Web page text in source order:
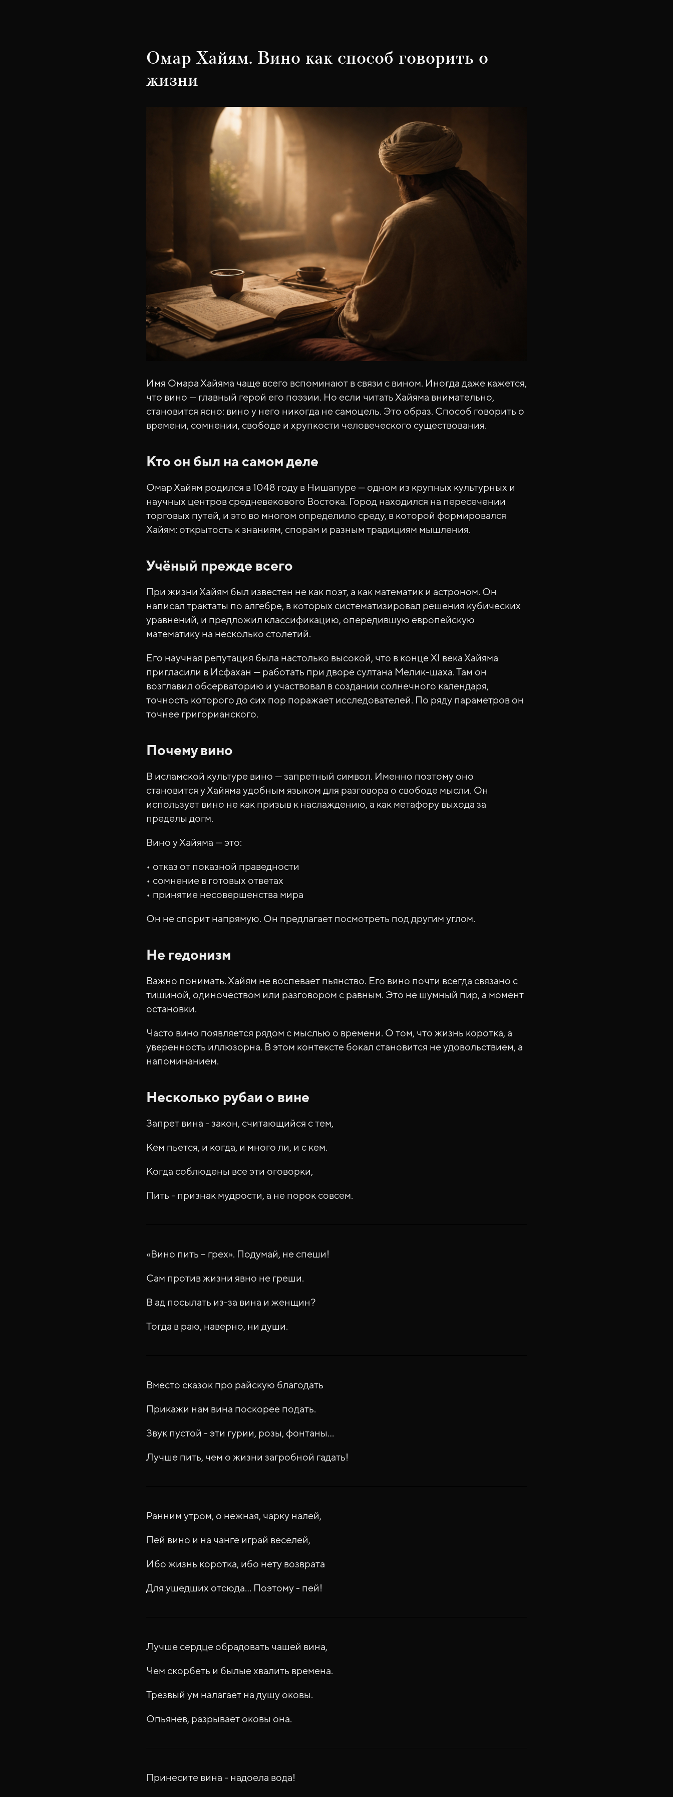
Омар Хайям. Вино как способ говорить о
жизни
Имя Омара Хайяма чаще всего вспоминают в связи с вином. Иногда даже кажется,
что вино — главный герой его поэзии. Но если читать Хайяма внимательно,
становится ясно: вино у него никогда не самоцель. Это образ. Способ говорить о
времени, сомнении, свободе и хрупкости человеческого существования.
Кто он был на самом деле
Омар Хайям родился в 1048 году в Нишапуре — одном из крупных культурных и
научных центров средневекового Востока. Город находился на пересечении
торговых путей, и это во многом определило среду, в которой формировался
Хайям: открытость к знаниям, спорам и разным традициям мышления.
Учёный прежде всего
При жизни Хайям был известен не как поэт, а как математик и астроном. Он
написал трактаты по алгебре, в которых систематизировал решения кубических
уравнений, и предложил классификацию, опередившую европейскую
математику на несколько столетий.
Его научная репутация была настолько высокой, что в конце XI века Хайяма
пригласили в Исфахан — работать при дворе султана Мелик-шаха. Там он
возглавил обсерваторию и участвовал в создании солнечного календаря,
точность которого до сих пор поражает исследователей. По ряду параметров он
точнее григорианского.
Почему вино
В исламской культуре вино — запретный символ. Именно поэтому оно
становится у Хайяма удобным языком для разговора о свободе мысли. Он
использует вино не как призыв к наслаждению, а как метафору выхода за
пределы догм.
Вино у Хайяма — это:
• отказ от показной праведности
• сомнение в готовых ответах
• принятие несовершенства мира
Он не спорит напрямую. Он предлагает посмотреть под другим углом.
Не гедонизм
Важно понимать. Хайям не воспевает пьянство. Его вино почти всегда связано с
тишиной, одиночеством или разговором с равным. Это не шумный пир, а момент
остановки.
Часто вино появляется рядом с мыслью о времени. О том, что жизнь коротка, а
уверенность иллюзорна. В этом контексте бокал становится не удовольствием, а
напоминанием.
Несколько рубаи о вине
Запрет вина - закон, считающийся с тем,
Кем пьется, и когда, и много ли, и с кем.
Когда соблюдены все эти оговорки,
Пить - признак мудрости, а не порок совсем.
«Вино пить – грех». Подумай, не спеши!
Сам против жизни явно не греши.
В ад посылать из-за вина и женщин?
Тогда в раю, наверно, ни души.
Вместо сказок про райскую благодать
Прикажи нам вина поскорее подать.
Звук пустой - эти гурии, розы, фонтаны...
Лучше пить, чем о жизни загробной гадать!
Ранним утром, о нежная, чарку налей,
Пей вино и на чанге играй веселей,
Ибо жизнь коротка, ибо нету возврата
Для ушедших отсюда... Поэтому - пей!
Лучше сердце обрадовать чашей вина,
Чем скорбеть и былые хвалить времена.
Трезвый ум налагает на душу оковы.
Опьянев, разрывает оковы она.
Принесите вина - надоела вода!